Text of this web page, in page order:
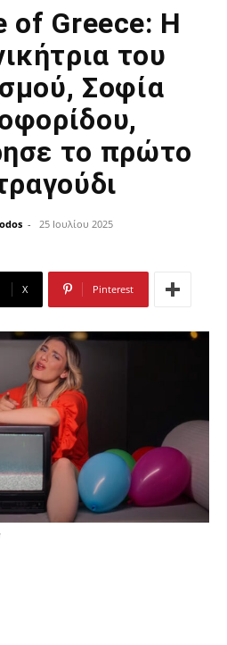
of Greece: Η
του
Σοφία
το πρώτο
- 25 Ιουλίου 2025
X Pinterest